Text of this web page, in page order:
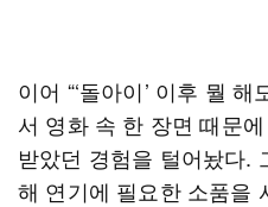
이어 “‘돌아이’ 이후 뭘
서 영화 속 한 장면 때문
받았던 경험을 털어놨다.
해 연기에 필요한 소품을